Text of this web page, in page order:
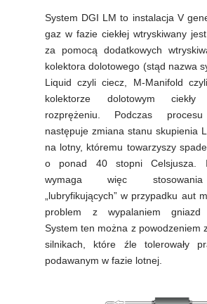
System DGI LM to instalacja V
gaz w fazie ciekłej wtryskiwany
za pomocą dodatkowych
kolektora dolotowego (stąd nazwa
Liquid czyli ciecz, M-Manifold
kolektorze dolotowym
rozprężeniu. Podczas
następuje zmiana stanu skupienia
na lotny, któremu towarzyszy
o ponad 40 stopni Celsjusza.
wymaga więc
„lubryfikujących” w przypadku aut
problem z wypalaniem gniazd
System ten można z powodzeniem
silnikach, które źle tolerowały
podawanym w fazie lotnej.